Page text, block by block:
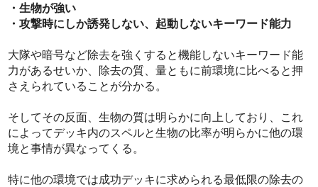
・生物が強い
・攻撃時にしか誘発しない、起動しないキーワード能力
大隊や暗号など除去を強くすると機能しないキーワード能
力があるせいか、除去の質、量ともに前環境に比べると押
さえられていることが分かる。
そしてその反面、生物の質は明らかに向上しており、これ
によってデッキ内のスペルと生物の比率が明らかに他の環
境と事情が異なってくる。
特に他の環境では成功デッキに求められる最低限の除去の